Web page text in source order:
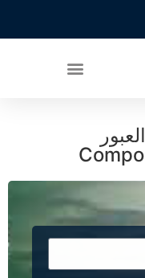
مواصفات كمبوند O Jade العبور